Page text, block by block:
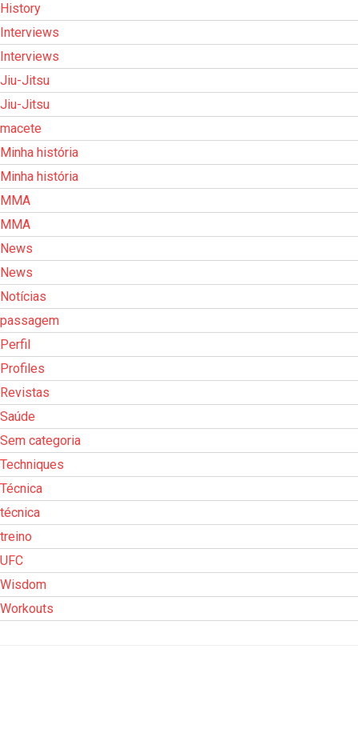
History
Interviews
Interviews
Jiu-Jitsu
Jiu-Jitsu
macete
Minha história
Minha história
MMA
MMA
News
News
Notícias
passagem
Perfil
Profiles
Revistas
Saúde
Sem categoria
Techniques
Técnica
técnica
treino
UFC
Wisdom
Workouts